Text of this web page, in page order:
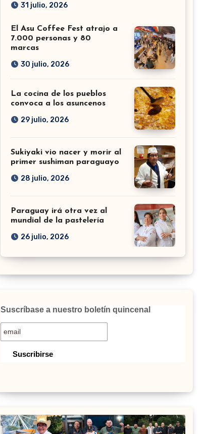
31 julio, 2026
El Asu Coffee Fest atrajo a
7.000 personas y 80
marcas
30 julio, 2026
La cocina de los pueblos
convoca a los asuncenos
29 julio, 2026
Sukiyaki vio nacer y morir al
primer sushiman paraguayo
28 julio, 2026
Paraguay irá otra vez al
mundial de la pastelería
26 julio, 2026
Suscríbase a nuestro boletín quincenal